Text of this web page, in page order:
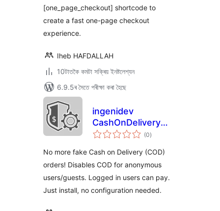
[one_page_checkout] shortcode to
create a fast one-page checkout
experience.
Iheb HAFDALLAH
10টাতকৈ কমটা সক্ৰিয় ইনষ্টলেশ্যন
6.9.5ৰ সৈতে পৰীক্ষা কৰা হৈছে
ingenidev
CashOnDelivery
Shield
(0টা
মুঠ)
No more fake Cash on Delivery (COD)
orders! Disables COD for anonymous
users/guests. Logged in users can pay.
Just install, no configuration needed.